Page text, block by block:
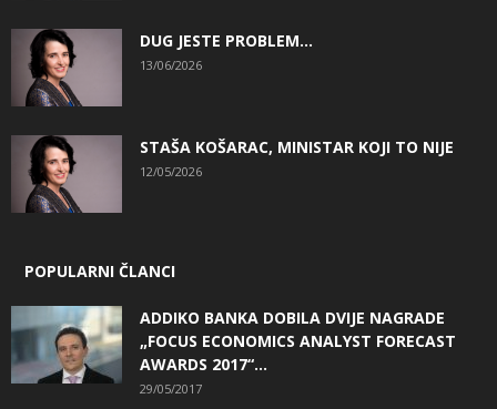
DUG JESTE PROBLEM…
13/06/2026
STAŠA KOŠARAC, MINISTAR KOJI TO NIJE
12/05/2026
POPULARNI ČLANCI
ADDIKO BANKA DOBILA DVIJE NAGRADE
„FOCUS ECONOMICS ANALYST FORECAST
AWARDS 2017“...
29/05/2017